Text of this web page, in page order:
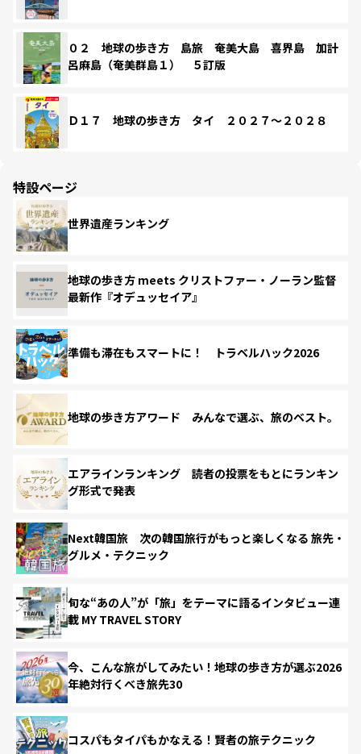
０２ 地球の歩き方 島旅 奄美大島 喜界島 加計
呂麻島（奄美群島１） ５訂版
Ｄ１７ 地球の歩き方 タイ ２０２７～２０２８
特設ページ
世界遺産ランキング
地球の歩き方 meets クリストファー・ノーラン監督
最新作『オデュッセイア』
準備も滞在もスマートに！ トラベルハック2026
地球の歩き方アワード みんなで選ぶ、旅のベスト。
エアラインランキング 読者の投票をもとにランキン
グ形式で発表
Next韓国旅 次の韓国旅行がもっと楽しくなる 旅先・
グルメ・テクニック
旬な“あの人”が「旅」をテーマに語るインタビュー連
載 MY TRAVEL STORY
今、こんな旅がしてみたい！地球の歩き方が選ぶ2026
年絶対行くべき旅先30
コスパもタイパもかなえる！賢者の旅テクニック